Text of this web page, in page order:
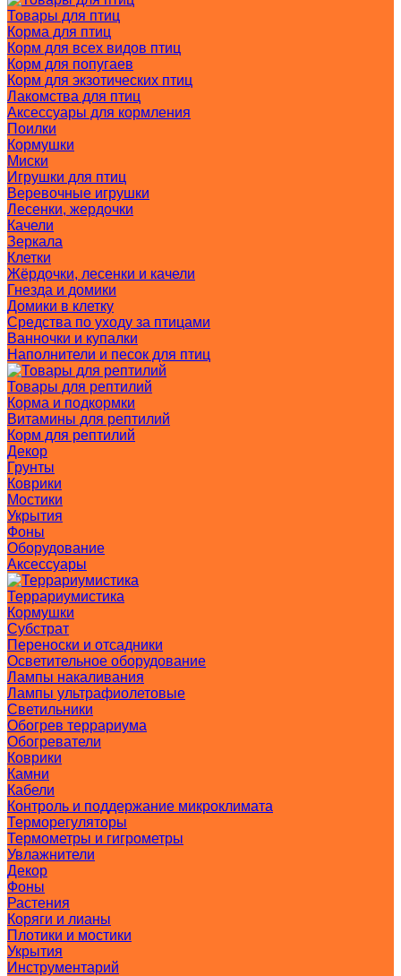
Товары для птиц
Корма для птиц
Корм для всех видов птиц
Корм для попугаев
Корм для экзотических птиц
Лакомства для птиц
Аксессуары для кормления
Поилки
Кормушки
Миски
Игрушки для птиц
Веревочные игрушки
Лесенки, жердочки
Качели
Зеркала
Клетки
Жёрдочки, лесенки и качели
Гнезда и домики
Домики в клетку
Средства по уходу за птицами
Ванночки и купалки
Наполнители и песок для птиц
Товары для рептилий
Корма и подкормки
Витамины для рептилий
Корм для рептилий
Декор
Грунты
Коврики
Мостики
Укрытия
Фоны
Оборудование
Аксессуары
Террариумистика
Кормушки
Субстрат
Переноски и отсадники
Осветительное оборудование
Лампы накаливания
Лампы ультрафиолетовые
Светильники
Обогрев террариума
Обогреватели
Коврики
Камни
Кабели
Контроль и поддержание микроклимата
Терморегуляторы
Термометры и гигрометры
Увлажнители
Декор
Фоны
Растения
Коряги и лианы
Плотики и мостики
Укрытия
Инструментарий